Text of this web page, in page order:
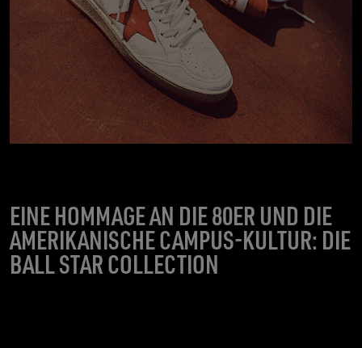
EINE HOMMAGE AN DIE 80ER UND DIE
AMERIKANISCHE CAMPUS-KULTUR: DIE
BALL STAR COLLECTION